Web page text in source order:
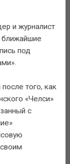
и журналист
под
того, как
«Челси»
с